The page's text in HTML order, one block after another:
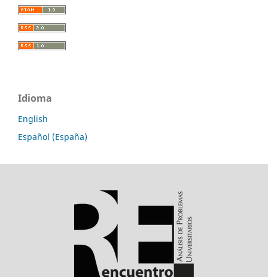
Idioma
English
Español (España)